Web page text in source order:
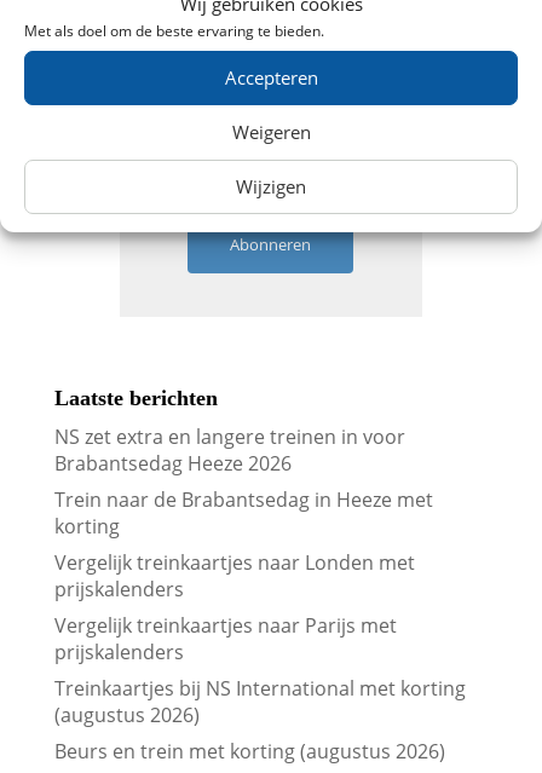
Met als doel om de beste ervaring te bieden.
Accepteren
Weigeren
Wijzigen
Ontvang aanbiedingen
Abonneren
Laatste berichten
NS zet extra en langere treinen in voor
Brabantsedag Heeze 2026
Trein naar de Brabantsedag in Heeze met
korting
Vergelijk treinkaartjes naar Londen met
prijskalenders
Vergelijk treinkaartjes naar Parijs met
prijskalenders
Treinkaartjes bij NS International met korting
(augustus 2026)
Beurs en trein met korting (augustus 2026)